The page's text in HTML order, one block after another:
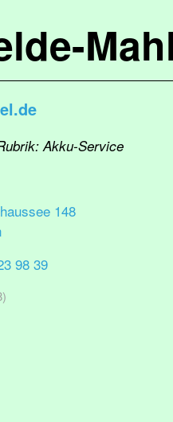
Akku-Service
148
98 39